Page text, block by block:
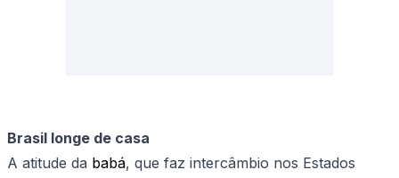
Brasil longe de casa
A atitude da babá, que faz intercâmbio nos Estados